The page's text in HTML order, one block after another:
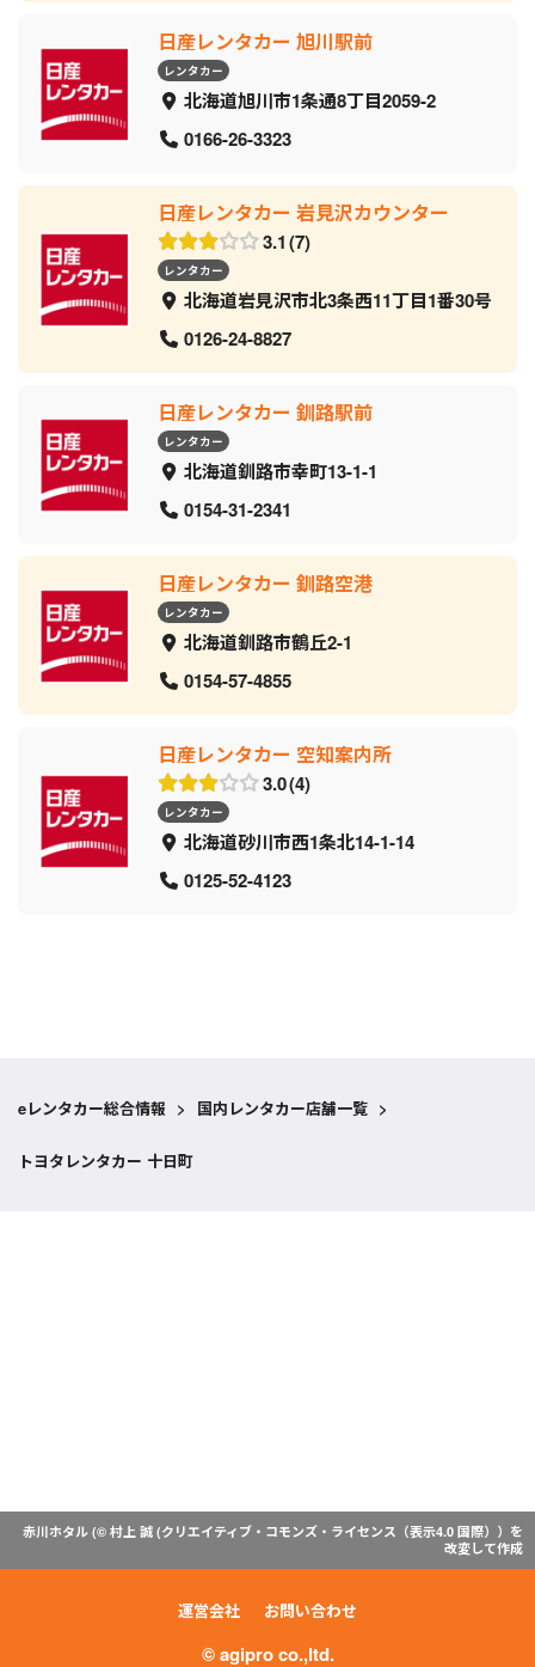
日産レンタカー 旭川駅前
レンタカー
北海道旭川市1条通8丁目2059‐2
0166-26-3323
日産レンタカー 岩見沢カウンター
3.1 7
レンタカー
北海道岩見沢市北3条西11丁目1番30号
0126-24-8827
日産レンタカー 釧路駅前
レンタカー
北海道釧路市幸町13-1-1
0154-31-2341
日産レンタカー 釧路空港
レンタカー
北海道釧路市鶴丘2-1
0154-57-4855
日産レンタカー 空知案内所
3.0 4
レンタカー
北海道砂川市西1条北14-1-14
0125-52-4123
eレンタカー総合情報 > 国内レンタカー店舗一覧 >
トヨタレンタカー 十日町
赤川ホタル (© 村上 誠 (クリエイティブ・コモンズ・ライセンス（表示4.0 国際） ）を
改変して作成
運営会社 お問い合わせ
© agipro co.,ltd.